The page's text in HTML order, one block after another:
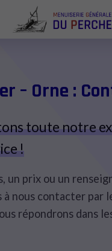
– Orne :
toute notre
!
un prix ou un
à nous contacter par
répondrons dans